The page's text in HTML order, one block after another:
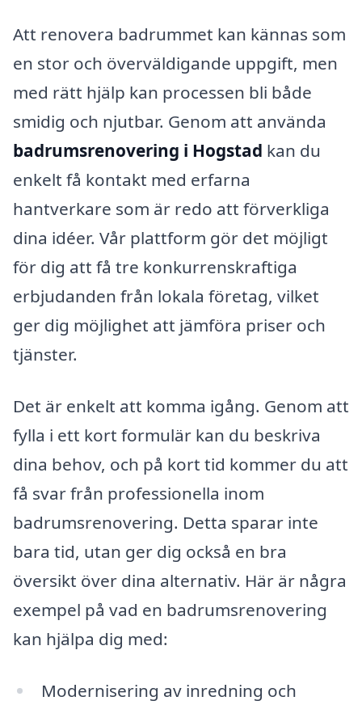
Att renovera badrummet kan kännas som
en stor och överväldigande uppgift, men
med rätt hjälp kan processen bli både
smidig och njutbar. Genom att använda
badrumsrenovering i Hogstad kan du
enkelt få kontakt med erfarna
hantverkare som är redo att förverkliga
dina idéer. Vår plattform gör det möjligt
för dig att få tre konkurrenskraftiga
erbjudanden från lokala företag, vilket
ger dig möjlighet att jämföra priser och
tjänster.
Det är enkelt att komma igång. Genom att
fylla i ett kort formulär kan du beskriva
dina behov, och på kort tid kommer du att
få svar från professionella inom
badrumsrenovering. Detta sparar inte
bara tid, utan ger dig också en bra
översikt över dina alternativ. Här är några
exempel på vad en badrumsrenovering
kan hjälpa dig med:
Modernisering av inredning och